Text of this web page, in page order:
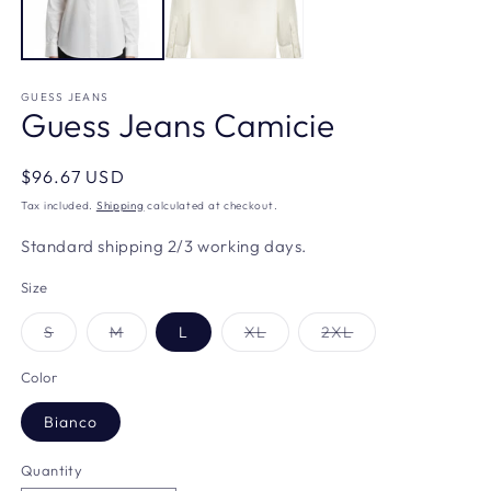
GUESS JEANS
Guess Jeans Camicie
Regular
price
$96.67 USD
Tax included. Shipping calculated at checkout.
Standard shipping 2/3 working days.
Size
SVariant
sold
or
MVariant
sold
L XLVariant
sold
2XLVariant
sold
Color
Bianco
Quantity